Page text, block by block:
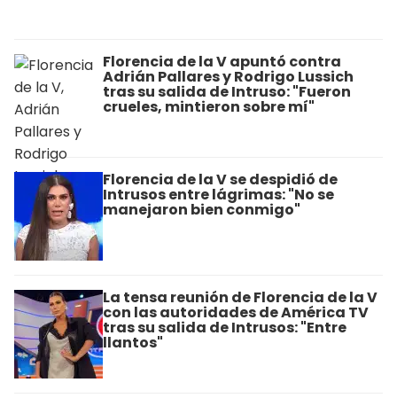
Florencia de la V apuntó contra
Adrián Pallares y Rodrigo Lussich
tras su salida de Intruso: "Fueron
crueles, mintieron sobre mí"
Florencia de la V se despidió de
Intrusos entre lágrimas: "No se
manejaron bien conmigo"
La tensa reunión de Florencia de la V
con las autoridades de América TV
tras su salida de Intrusos: "Entre
llantos"